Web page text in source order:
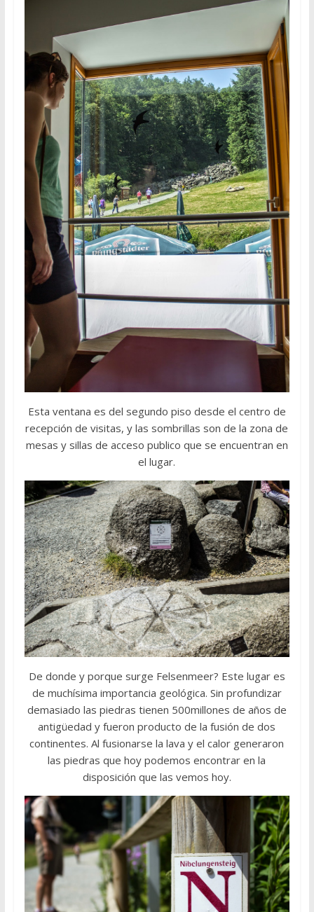
Esta ventana es del segundo piso desde el centro de
recepción de visitas, y las sombrillas son de la zona de
mesas y sillas de acceso publico que se encuentran en
el lugar.
De donde y porque surge Felsenmeer? Este lugar es
de muchísima importancia geológica. Sin profundizar
demasiado las piedras tienen 500millones de años de
antigüedad y fueron producto de la fusión de dos
continentes. Al fusionarse la lava y el calor generaron
las piedras que hoy podemos encontrar en la
disposición que las vemos hoy.